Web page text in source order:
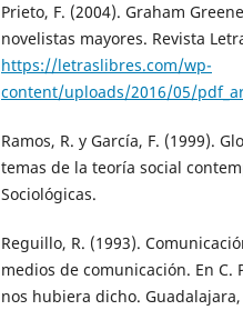
Prieto, F. (2004). Graham
novelistas mayores. Revista
https://letraslibres.com/wp-
content/uploads/2016/05/
Ramos, R. y García, F. (1999).
temas de la teoría social
Sociológicas.
Reguillo, R. (1993).
medios de comunicación. En C.
nos hubiera dicho.